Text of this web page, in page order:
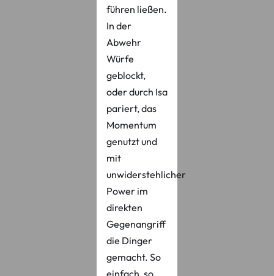
führen ließen.
In der
Abwehr
Würfe
geblockt,
oder durch Isa
pariert, das
Momentum
genutzt und
mit
unwiderstehlicher
Power im
direkten
Gegenangriff
die Dinger
gemacht. So